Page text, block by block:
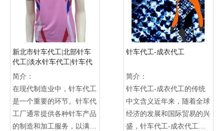
新北市针车代工|北部针车
代工|淡水针车代工|针车代
工
简介：
在现代制造业中，针车代工
是一个重要的环节。针车代
工厂通常提供各种针车产品
的制造和加工服务，以满足
针车代工-成衣代工
简介：
针车代工-成衣代工的传统
中文含义近年来，随着全球
经济的发展和国际贸易的兴
盛，针车代工-成衣代工这